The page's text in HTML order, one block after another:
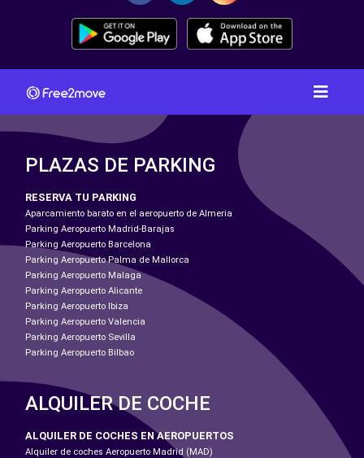
PLAZAS DE PARKING
RESERVA TU PARKING
Aparcamiento barato en el aeropuerto de Almeria
Parking Aeropuerto Madrid-Barajas
Parking Aeropuerto Barcelona
Parking Aeropuerto Palma de Mallorca
Parking Aeropuerto Malaga
Parking Aeropuerto Alicante
Parking Aeropuerto Ibiza
Parking Aeropuerto Valencia
Parking Aeropuerto Sevilla
Parking Aeropuerto Bilbao
ALQUILER DE COCHE
ALQUILER DE COCHES EN AEROPUERTOS
Alquiler de coches Aeropuerto Madrid (MAD)